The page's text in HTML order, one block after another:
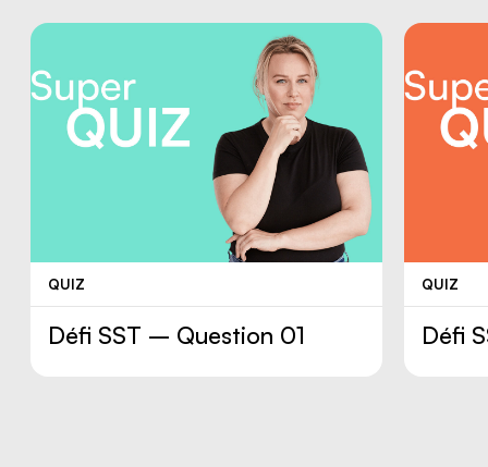
QUIZ
Défi SST – Question 01
QUIZ
Défi